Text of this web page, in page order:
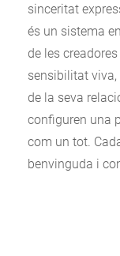
sinceritat
és un sistema
de les
sensibilitat
de la seva
configuren una
com un tot.
benvinguda i